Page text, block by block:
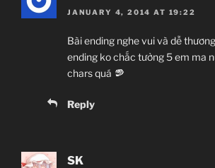
JANUARY 4, 2014 AT 19:22
Bài ending nghe vui và dễ
ending ko chắc tưởng 5 em ma
chars quá
Reply
SK